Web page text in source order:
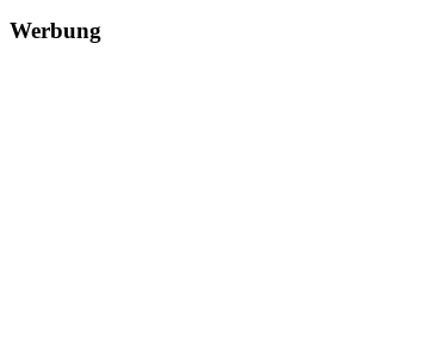
Werbung